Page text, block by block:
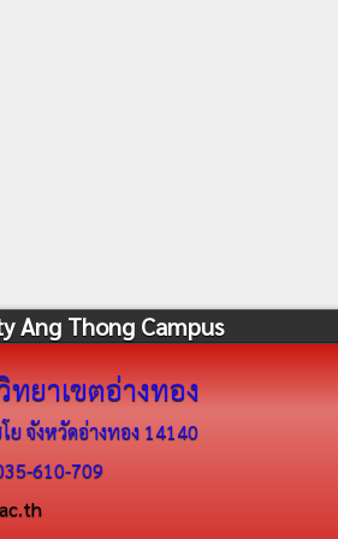
Ang Thong Campus
ยาเขตอ่างทอง
จังหวัดอ่างทอง 14140
610-709